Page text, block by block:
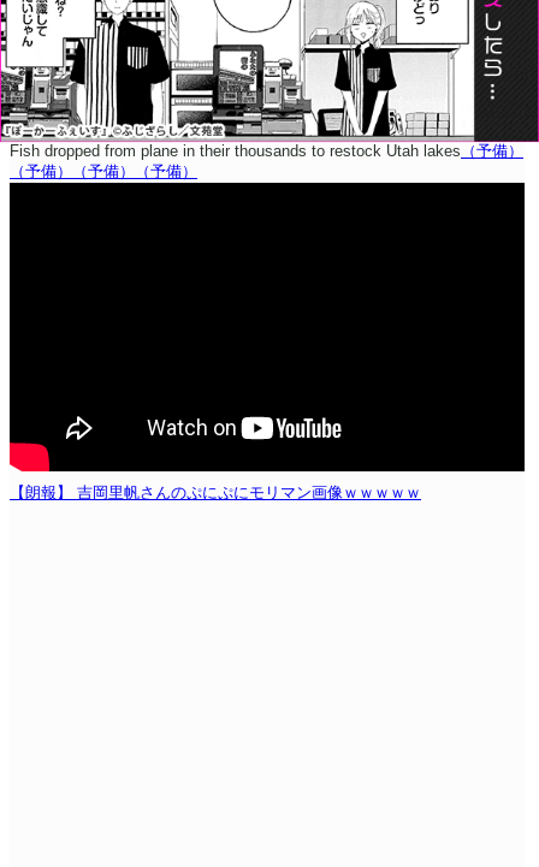
Fish dropped from plane in their thousands to restock Utah lakes （予備）
（予備）
（予備） （予備）
【朗報】 吉岡里帆さんのぷにぷにモリマン画像ｗｗｗｗｗ